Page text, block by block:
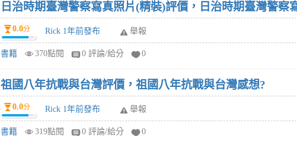
日治時期臺灣警察寫真照片(精裝)評價，日治時期臺灣警察
0.0分 Rick 1年前發布 舉報
書籍 370點閱 0 評論/給分 0
祖國八年抗戰與台灣評價，祖國八年抗戰與台灣感想?
0.0分 Rick 1年前發布 舉報
書籍 319點閱 0 評論/給分 0